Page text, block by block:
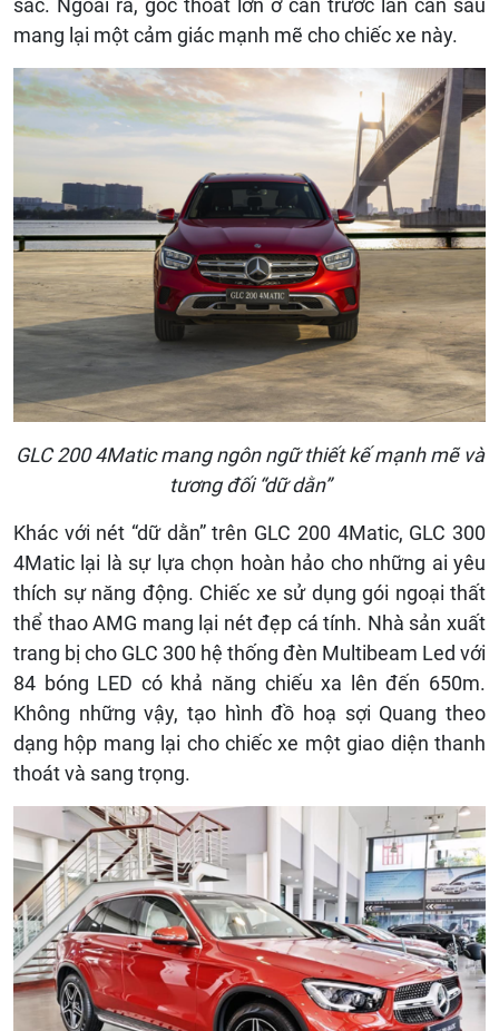
sắc. Ngoài ra, góc thoát lớn ở cản trước lẫn cản sau
mang lại một cảm giác mạnh mẽ cho chiếc xe này.
GLC 200 4Matic mang ngôn ngữ thiết kế mạnh mẽ và
tương đối “dữ dằn”
Khác với nét “dữ dằn” trên GLC 200 4Matic, GLC 300
4Matic lại là sự lựa chọn hoàn hảo cho những ai yêu
thích sự năng động. Chiếc xe sử dụng gói ngoại thất
thể thao AMG mang lại nét đẹp cá tính. Nhà sản xuất
trang bị cho GLC 300 hệ thống đèn Multibeam Led với
84 bóng LED có khả năng chiếu xa lên đến 650m.
Không những vậy, tạo hình đồ hoạ sợi Quang theo
dạng hộp mang lại cho chiếc xe một giao diện thanh
thoát và sang trọng.